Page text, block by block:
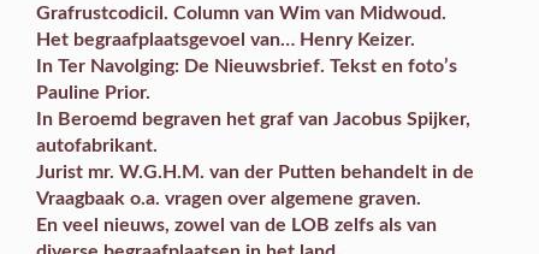
Grafrustcodicil. Column van Wim van Midwoud.
Het begraafplaatsgevoel van… Henry Keizer.
In Ter Navolging: De Nieuwsbrief. Tekst en foto’s
Pauline Prior.
In Beroemd begraven het graf van Jacobus Spijker,
autofabrikant.
Jurist mr. W.G.H.M. van der Putten behandelt in de
Vraagbaak o.a. vragen over algemene graven.
En veel nieuws, zowel van de LOB zelfs als van